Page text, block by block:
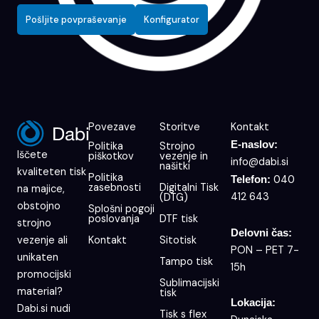
Pošljite povpraševanje Konfigurator
Iščete
kvaliteten tisk
na majice,
obstojno
strojno
vezenje ali
unikaten
promocijski
material?
Dabi.si nudi
Povezave
Politika
piškotkov
Politika
zasebnosti
Splošni pogoji
poslovanja
Kontakt
Storitve
Strojno
vezenje in
našitki
Digitalni Tisk
(DTG)
DTF tisk
Sitotisk
Tampo tisk
Sublimacijski
tisk
Tisk s flex
Kontakt
E-naslov:
info@dabi.si
Telefon: 040
412 643
Delovni čas:
PON – PET 7-
15h
Lokacija: